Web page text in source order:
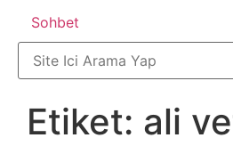
Apk
Arabalar
Bankacılık
Sohbet
Etiket: ali